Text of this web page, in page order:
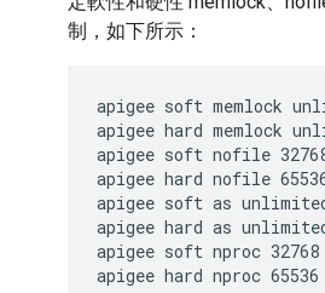
制，如下所示：
apigee soft memlock
apigee hard memlock
apigee soft nofile
apigee hard nofile
apigee soft as
apigee hard as
apigee soft nproc 32768
apigee hard nproc 65536